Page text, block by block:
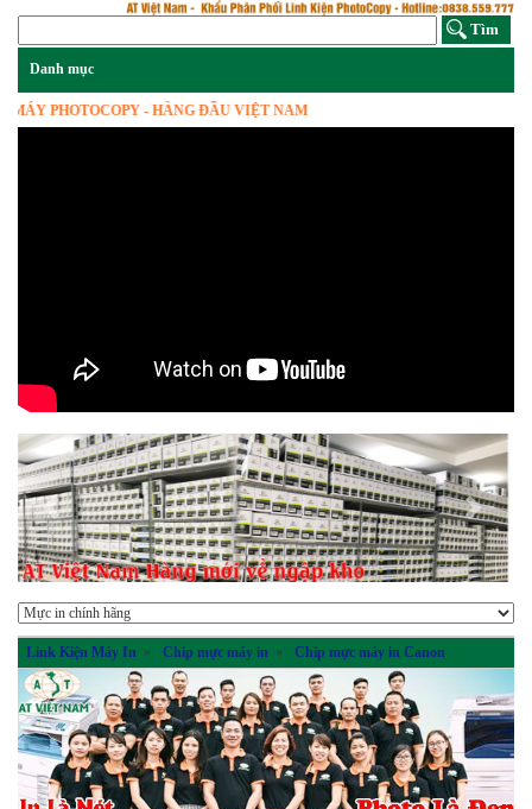
- HÀNG ĐẦU VIỆT NAM
Previous Next
Link Kiện Máy In » Chip mực máy in » Chip mực máy in Canon